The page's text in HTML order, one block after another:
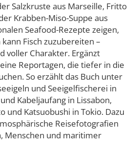
Salzkruste aus Marseille, Fritto
Krabben-Miso-Suppe aus
Seafood-Rezepte zeigen,
Fisch zuzubereiten –
voller Charakter. Ergänzt
Reportagen, die tiefer in die
So erzählt das Buch unter
und Seeigelfischerei in
Kabeljaufang in Lissabon,
und Katsuobushi in Tokio. Dazu
Reisefotografien
Menschen und maritimer